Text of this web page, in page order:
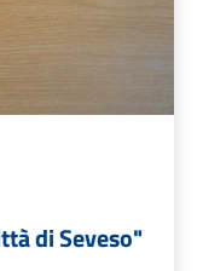
di Seveso"